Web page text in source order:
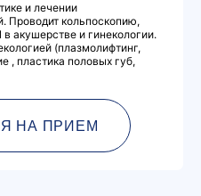
и лечении
Проводит кольпоскопию,
акушерстве и гинекологии.
(плазмолифтинг,
, пластика половых губ,
НА ПРИЕМ